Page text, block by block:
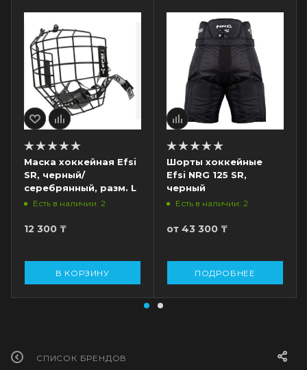
Маска хоккейная Efsi
SR, черный/
серебрянный, разм. L
Есть в наличии: 2
12 300 ₸
В КОРЗИНУ
Шорты хоккейные
Efsi NRG 125 SR,
черный
Есть в наличии: 2
от 43 300 ₸
ПОДРОБНЕЕ
СПИСОК БРЕНДОВ